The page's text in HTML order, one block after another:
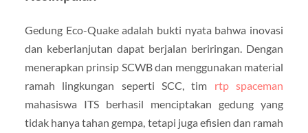
Gedung Eco-Quake adalah bukti nyata bahwa inovasi
dan keberlanjutan dapat berjalan beriringan. Dengan
menerapkan prinsip SCWB dan menggunakan material
ramah lingkungan seperti SCC, tim rtp spaceman
mahasiswa ITS berhasil menciptakan gedung yang
tidak hanya tahan gempa, tetapi juga efisien dan ramah